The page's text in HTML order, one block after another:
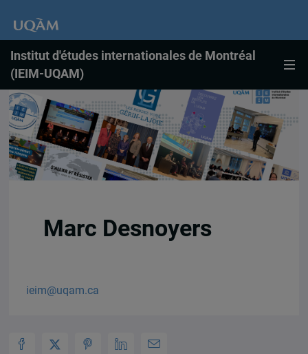
Institut d'études internationales de Montréal
(IEIM-UQAM)
Marc Desnoyers
ieim@uqam.ca